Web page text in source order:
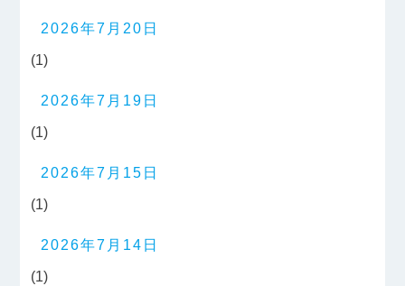
2026年7月20日
(1)
2026年7月19日
(1)
2026年7月15日
(1)
2026年7月14日
(1)